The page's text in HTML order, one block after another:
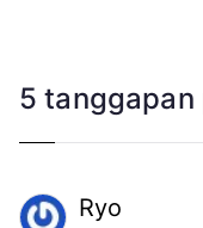
5 tanggapan
Ryo